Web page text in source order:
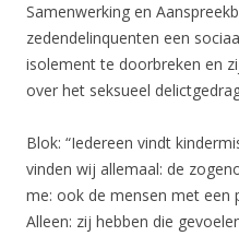
Samenwerking en
zedendelinquenten een
isolement te doorbreken en
over het seksueel
Blok: “Iedereen vindt
vinden wij allemaal: de
me: ook de mensen met een
Alleen: zij hebben die